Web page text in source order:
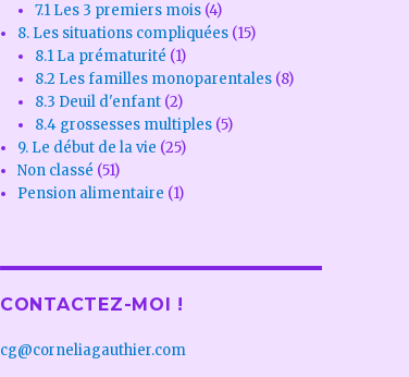
7.1 Les 3 premiers mois (4)
8. Les situations compliquées (15)
8.1 La prématurité (1)
8.2 Les familles monoparentales (8)
8.3 Deuil d'enfant (2)
8.4 grossesses multiples (5)
9. Le début de la vie (25)
Non classé (51)
Pension alimentaire (1)
CONTACTEZ-MOI !
cg@corneliagauthier.com